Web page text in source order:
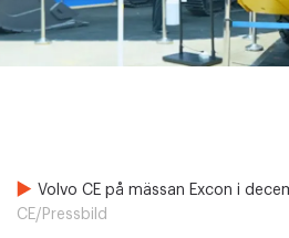
Volvo CE på mässan Excon i
CE/Pressbild